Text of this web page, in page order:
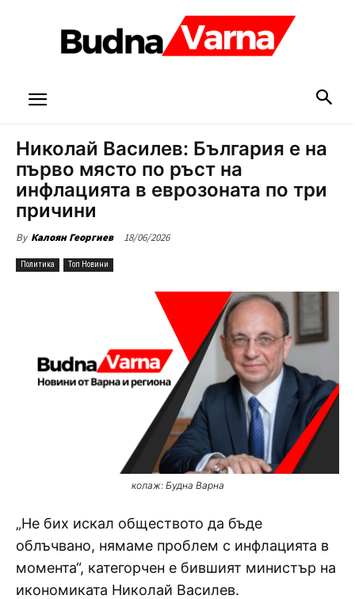
Николай Василев: България е на
първо място по ръст на
инфлацията в еврозоната по три
причини
By Калоян Георгиев 18/06/2026
Политика Топ Новини
колаж: Будна Варна
„Не бих искал обществото да бъде
облъчвано, нямаме проблем с инфлацията в
момента“, категорчен е бившият министър на
икономиката Николай Василев.